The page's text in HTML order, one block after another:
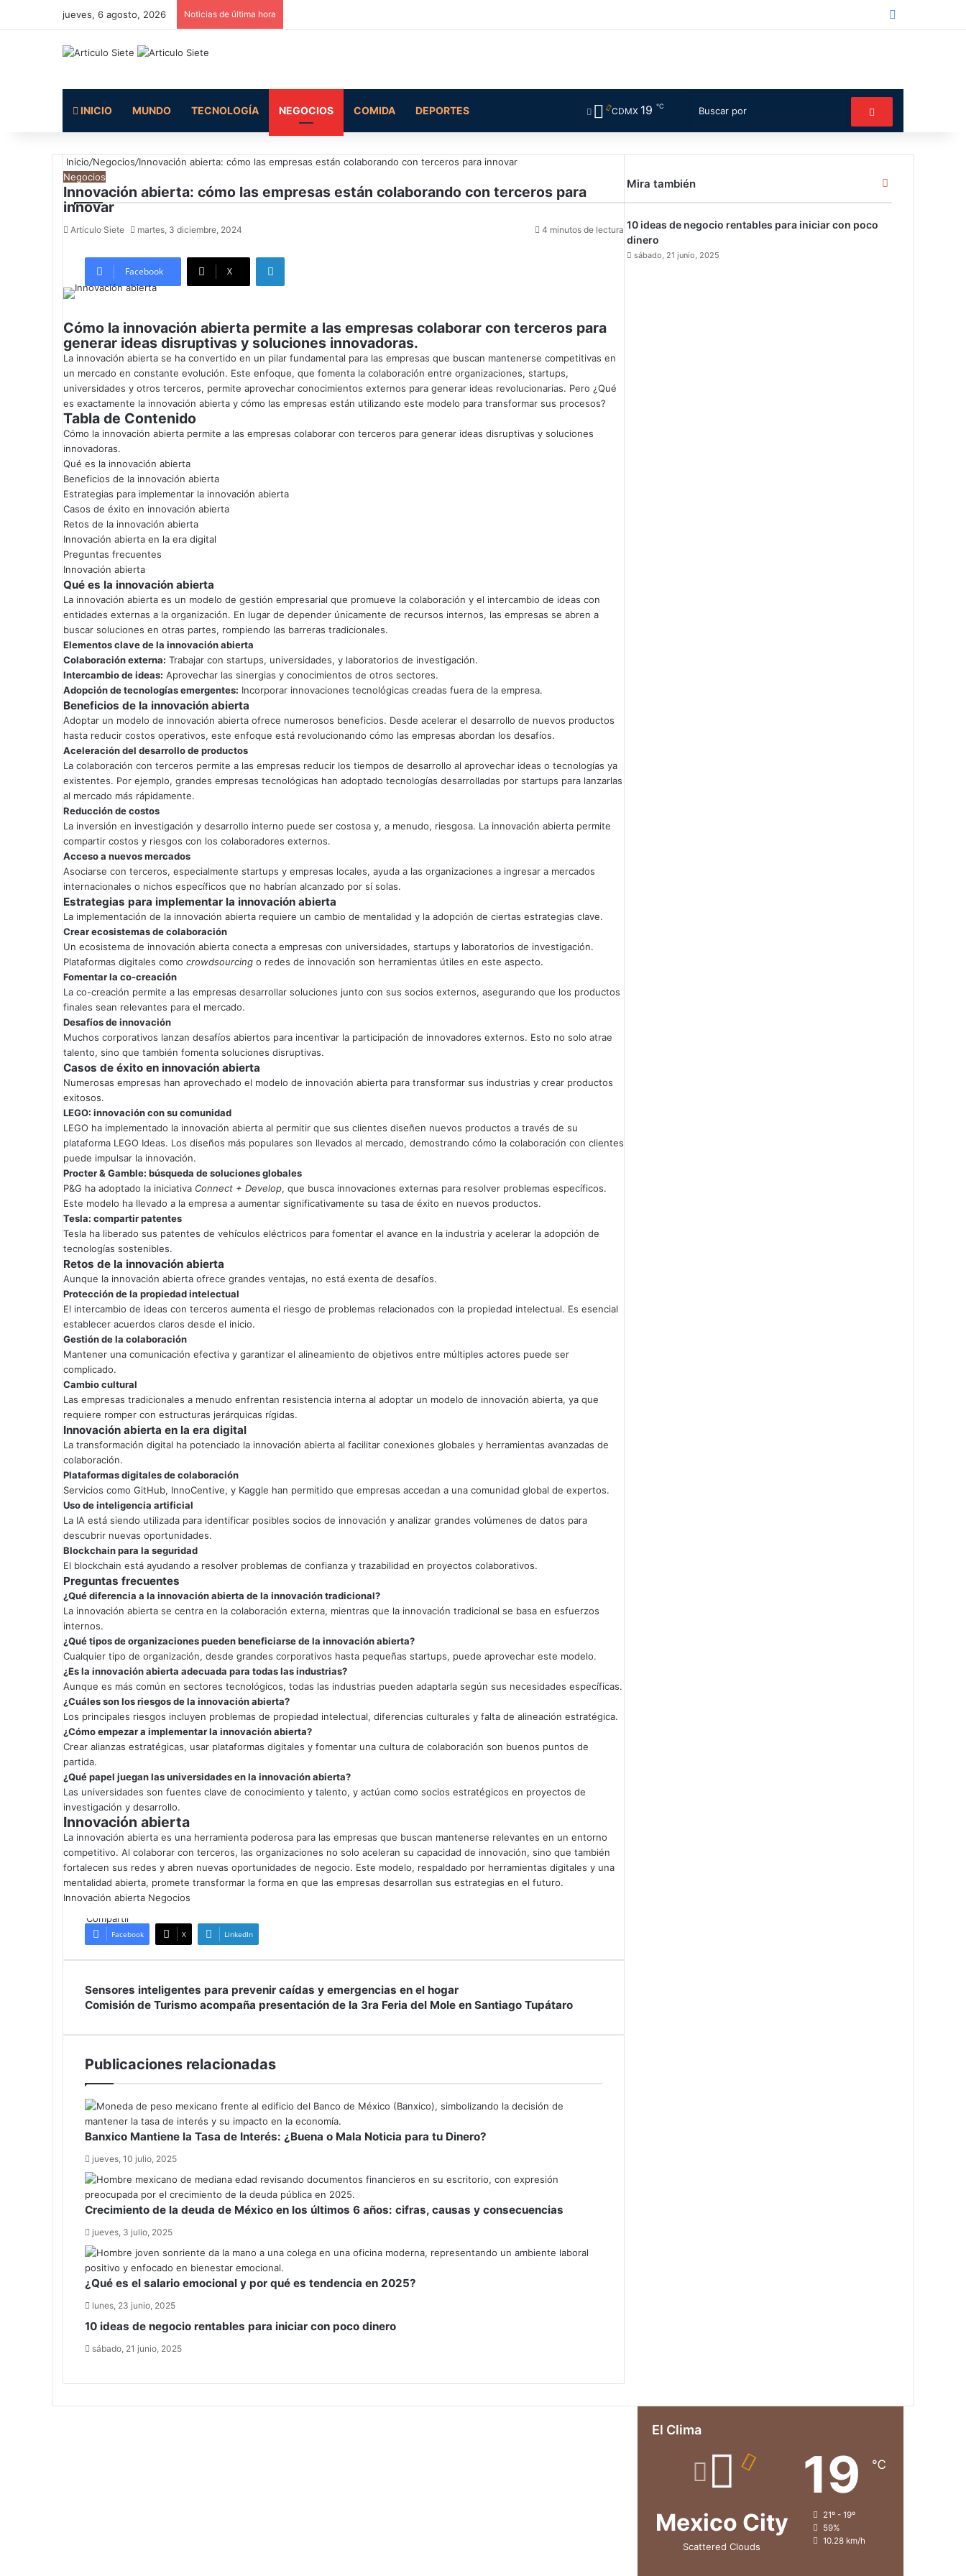
jueves, 6 agosto, 2026 Noticias de última hora
INICIO MUNDO TECNOLOGÍA NEGOCIOS COMIDA DEPORTES CDMX 19 ℃ Switch skin
Buscar
Inicio/Negocios/Innovación abierta: cómo las empresas están colaborando con terceros para innovar
Negocios
Innovación abierta: cómo las empresas están colaborando con terceros para
innovar
Artículo Siete martes, 3 diciembre, 2024 4 minutos de lectura
Facebook X
LinkedIn
Cómo la innovación abierta permite a las empresas colaborar con terceros para
generar ideas disruptivas y soluciones innovadoras.
La innovación abierta se ha convertido en un pilar fundamental para las empresas que buscan mantenerse competitivas en
un mercado en constante evolución. Este enfoque, que fomenta la colaboración entre organizaciones, startups,
universidades y otros terceros, permite aprovechar conocimientos externos para generar ideas revolucionarias. Pero ¿Qué
es exactamente la innovación abierta y cómo las empresas están utilizando este modelo para transformar sus procesos?
Tabla de Contenido
Cómo la innovación abierta permite a las empresas colaborar con terceros para generar ideas disruptivas y soluciones
innovadoras.
Qué es la innovación abierta
Beneficios de la innovación abierta
Estrategias para implementar la innovación abierta
Casos de éxito en innovación abierta
Retos de la innovación abierta
Innovación abierta en la era digital
Preguntas frecuentes
Innovación abierta
Qué es la innovación abierta
La innovación abierta es un modelo de gestión empresarial que promueve la colaboración y el intercambio de ideas con
entidades externas a la organización. En lugar de depender únicamente de recursos internos, las empresas se abren a
buscar soluciones en otras partes, rompiendo las barreras tradicionales.
Elementos clave de la innovación abierta
Colaboración externa: Trabajar con startups, universidades, y laboratorios de investigación.
Intercambio de ideas: Aprovechar las sinergias y conocimientos de otros sectores.
Adopción de tecnologías emergentes: Incorporar innovaciones tecnológicas creadas fuera de la empresa.
Beneficios de la innovación abierta
Adoptar un modelo de innovación abierta ofrece numerosos beneficios. Desde acelerar el desarrollo de nuevos productos
hasta reducir costos operativos, este enfoque está revolucionando cómo las empresas abordan los desafíos.
Aceleración del desarrollo de productos
La colaboración con terceros permite a las empresas reducir los tiempos de desarrollo al aprovechar ideas o tecnologías ya
existentes. Por ejemplo, grandes empresas tecnológicas han adoptado tecnologías desarrolladas por startups para lanzarlas
al mercado más rápidamente.
Reducción de costos
La inversión en investigación y desarrollo interno puede ser costosa y, a menudo, riesgosa. La innovación abierta permite
compartir costos y riesgos con los colaboradores externos.
Acceso a nuevos mercados
Asociarse con terceros, especialmente startups y empresas locales, ayuda a las organizaciones a ingresar a mercados
internacionales o nichos específicos que no habrían alcanzado por sí solas.
Estrategias para implementar la innovación abierta
La implementación de la innovación abierta requiere un cambio de mentalidad y la adopción de ciertas estrategias clave.
Crear ecosistemas de colaboración
Un ecosistema de innovación abierta conecta a empresas con universidades, startups y laboratorios de investigación.
Plataformas digitales como crowdsourcing o redes de innovación son herramientas útiles en este aspecto.
Fomentar la co-creación
La co-creación permite a las empresas desarrollar soluciones junto con sus socios externos, asegurando que los productos
finales sean relevantes para el mercado.
Desafíos de innovación
Muchos corporativos lanzan desafíos abiertos para incentivar la participación de innovadores externos. Esto no solo atrae
talento, sino que también fomenta soluciones disruptivas.
Casos de éxito en innovación abierta
Numerosas empresas han aprovechado el modelo de innovación abierta para transformar sus industrias y crear productos
exitosos.
LEGO: innovación con su comunidad
LEGO ha implementado la innovación abierta al permitir que sus clientes diseñen nuevos productos a través de su
plataforma LEGO Ideas. Los diseños más populares son llevados al mercado, demostrando cómo la colaboración con clientes
puede impulsar la innovación.
Procter & Gamble: búsqueda de soluciones globales
P&G ha adoptado la iniciativa Connect + Develop, que busca innovaciones externas para resolver problemas específicos.
Este modelo ha llevado a la empresa a aumentar significativamente su tasa de éxito en nuevos productos.
Tesla: compartir patentes
Tesla ha liberado sus patentes de vehículos eléctricos para fomentar el avance en la industria y acelerar la adopción de
tecnologías sostenibles.
Retos de la innovación abierta
Aunque la innovación abierta ofrece grandes ventajas, no está exenta de desafíos.
Protección de la propiedad intelectual
El intercambio de ideas con terceros aumenta el riesgo de problemas relacionados con la propiedad intelectual. Es esencial
establecer acuerdos claros desde el inicio.
Gestión de la colaboración
Mantener una comunicación efectiva y garantizar el alineamiento de objetivos entre múltiples actores puede ser
complicado.
Cambio cultural
Las empresas tradicionales a menudo enfrentan resistencia interna al adoptar un modelo de innovación abierta, ya que
requiere romper con estructuras jerárquicas rígidas.
Innovación abierta en la era digital
La transformación digital ha potenciado la innovación abierta al facilitar conexiones globales y herramientas avanzadas de
colaboración.
Plataformas digitales de colaboración
Servicios como GitHub, InnoCentive, y Kaggle han permitido que empresas accedan a una comunidad global de expertos.
Uso de inteligencia artificial
La IA está siendo utilizada para identificar posibles socios de innovación y analizar grandes volúmenes de datos para
descubrir nuevas oportunidades.
Blockchain para la seguridad
El blockchain está ayudando a resolver problemas de confianza y trazabilidad en proyectos colaborativos.
Preguntas frecuentes
¿Qué diferencia a la innovación abierta de la innovación tradicional?
La innovación abierta se centra en la colaboración externa, mientras que la innovación tradicional se basa en esfuerzos
internos.
¿Qué tipos de organizaciones pueden beneficiarse de la innovación abierta?
Cualquier tipo de organización, desde grandes corporativos hasta pequeñas startups, puede aprovechar este modelo.
¿Es la innovación abierta adecuada para todas las industrias?
Aunque es más común en sectores tecnológicos, todas las industrias pueden adaptarla según sus necesidades específicas.
¿Cuáles son los riesgos de la innovación abierta?
Los principales riesgos incluyen problemas de propiedad intelectual, diferencias culturales y falta de alineación estratégica.
¿Cómo empezar a implementar la innovación abierta?
Crear alianzas estratégicas, usar plataformas digitales y fomentar una cultura de colaboración son buenos puntos de
partida.
¿Qué papel juegan las universidades en la innovación abierta?
Las universidades son fuentes clave de conocimiento y talento, y actúan como socios estratégicos en proyectos de
investigación y desarrollo.
Innovación abierta
La innovación abierta es una herramienta poderosa para las empresas que buscan mantenerse relevantes en un entorno
competitivo. Al colaborar con terceros, las organizaciones no solo aceleran su capacidad de innovación, sino que también
fortalecen sus redes y abren nuevas oportunidades de negocio. Este modelo, respaldado por herramientas digitales y una
mentalidad abierta, promete transformar la forma en que las empresas desarrollan sus estrategias en el futuro.
Innovación abierta Negocios
Compartir
Facebook X LinkedIn
Sensores
inteligentes
prevenir
y
el
hogar
Sensores inteligentes para prevenir caídas y emergencias en el hogar
Comisión
Turismo
presentación
3ra
Feria
del
Mole
en
Santiago
Tupátaro
Comisión de Turismo acompaña presentación de la 3ra Feria del Mole en Santiago Tupátaro
Publicaciones relacionadas
Banxico Mantiene la Tasa de Interés: ¿Buena o Mala Noticia para tu Dinero?
jueves, 10 julio, 2025
Crecimiento de la deuda de México en los últimos 6 años: cifras, causas y consecuencias
jueves, 3 julio, 2025
¿Qué es el salario emocional y por qué es tendencia en 2025?
lunes, 23 junio, 2025
10 ideas de negocio rentables para iniciar con poco dinero
sábado, 21 junio, 2025
Mira también Cerrar
10 ideas de negocio rentables para iniciar con poco
dinero
sábado, 21 junio, 2025
El Clima
Mexico City
Scattered Clouds
19 ℃
21º - 19º
59%
10.28 km/h